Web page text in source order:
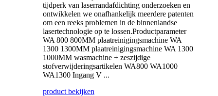
tijdperk van laserrandafdichting onderzoeken en
ontwikkelen we onafhankelijk meerdere patenten
om een ​​reeks problemen in de binnenlandse
lasertechnologie op te lossen.Productparameter
WA 800 800MM plaatreinigingsmachine WA
1300 1300MM plaatreinigingsmachine WA 1300
1000MM wasmachine + zeszijdige
stofverwijderingsartikelen WA800 WA1000
WA1300 Ingang V ...
product bekijken